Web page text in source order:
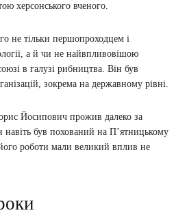
херсонського вченого.
не тільки першопроходцем і
а й чи не найвпливовішою
в галузі рибництва. Він був
зокрема на державному рівні.
Йосипович прожив далеко за
був похований на П’ятницькому
роботи мали великий вплив не